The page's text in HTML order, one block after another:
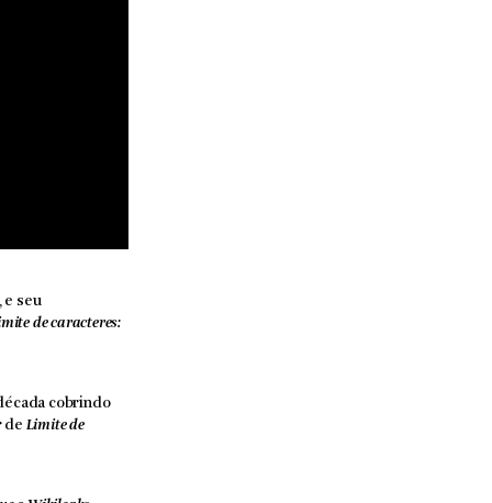
e seu
de caracteres:
cobrindo
de Limite de